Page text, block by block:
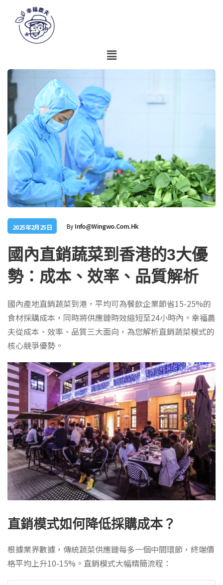
2025年2月25日 ByInfo@wingwo.com.hk
國內直銷蔬菜到香港的3大優
勢：成本、效率、品質解析
國內產地直銷蔬菜到港，平均可為餐飲企業節省15-25%的
食材採購成本，同時將供應鏈時效縮短至24小時內。幸福農
夫從成本、效率、品質三大面向，為您解析直銷蔬菜模式的
核心競爭優勢。
直銷模式如何降低採購成本？
根據業界數據，傳統蔬菜供應鏈每多一個中間環節，終端價
格平均上升10-15%。直銷模式大幅精簡流程：